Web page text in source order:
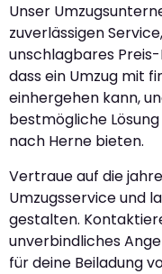
Unser
zuverlässigen
unschlagbares
dass ein Umzug mit
einhergehen kann,
bestmögliche
nach Herne bieten.
Vertraue auf die
Umzugsservice und
gestalten.
unverbindliches
für deine Beiladung